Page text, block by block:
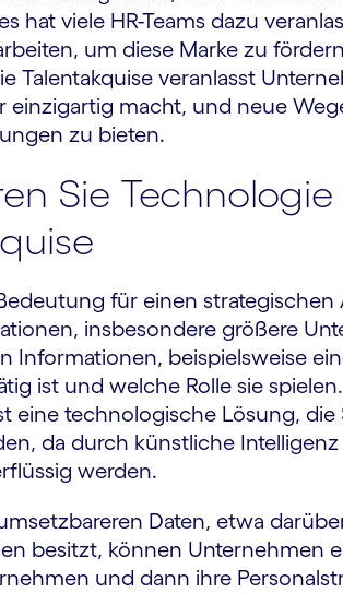
hat viele HR-Teams dazu
um diese Marke zu
Talent­akquise veranlasst
einzigartig macht, und neue
zu bieten.
Sie
für einen strate­gischen
insbesondere größere
Informationen, beispielsweise
ist und welche Rolle sie
eine technologische Lösung,
da durch künstliche
werden.
Daten, etwa
besitzt, können Unternehmen
und dann ihre